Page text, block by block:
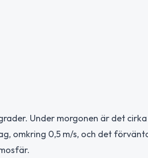
Under morgonen är det cirka
omkring 0,5 m/s, och det